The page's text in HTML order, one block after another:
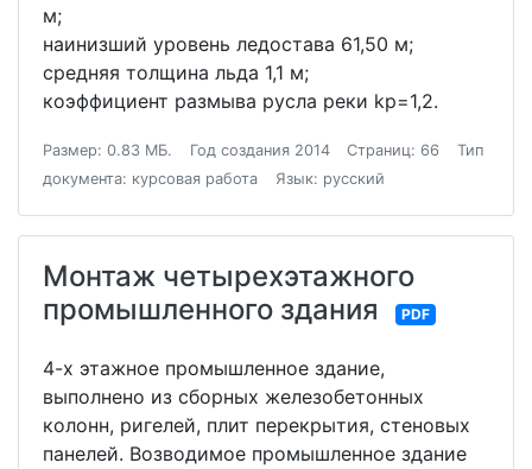
м;
наинизший уровень ледостава 61,50 м;
средняя толщина льда 1,1 м;
коэффициент размыва русла реки kр=1,2.
Размер: 0.83 МБ. Год создания 2014 Страниц: 66
Тип
документа: курсовая работа
Язык: русский
Монтаж четырехэтажного
промышленного здания
PDF
4-х этажное промышленное здание,
выполнено из сборных железобетонных
колонн, ригелей, плит перекрытия, стеновых
панелей. Возводимое промышленное здание